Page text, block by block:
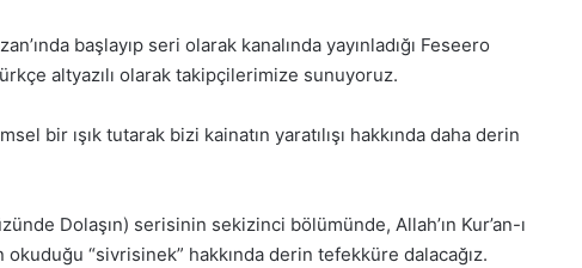
başlayıp seri olarak kanalında yayınladığı Feseero
altyazılı olarak takipçilerimize sunuyoruz.
bir ışık tutarak bizi kainatın yaratılışı hakkında daha derin
Dolaşın) serisinin sekizinci bölümünde, Allah’ın Kur’an-ı
okuduğu “sivrisinek” hakkında derin tefekküre dalacağız.